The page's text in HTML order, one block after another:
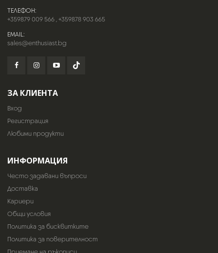
ТЕЛЕФОН:
+359879 009 566,+359878 903 665
EMAIL:
sales@enthusiast.bg
ЗА КЛИЕНТА
Вход
Регистрация
Любими продукти
ИНФОРМАЦИЯ
Често задавани въпроси
Доставка
Кариери
Общи условия
Политика за бисквитките
Политика за поверителност